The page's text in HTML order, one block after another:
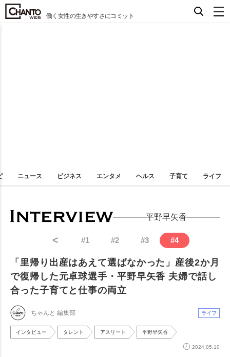
働く女性の生きやすさにコミット
ニュース ビジネス エンタメ ヘルス 子育て ライフ
平野早矢香
< #1 #2 #3 #4
「里帰り出産はあえて選ばなかった」産後2か月
で復帰した元卓球選手・平野早矢香 夫婦で話し
合った子育てと仕事の両立
ちゃんと 編集部 ライフ
インタビュー タレント アスリート 平野早矢香
2024.05.10